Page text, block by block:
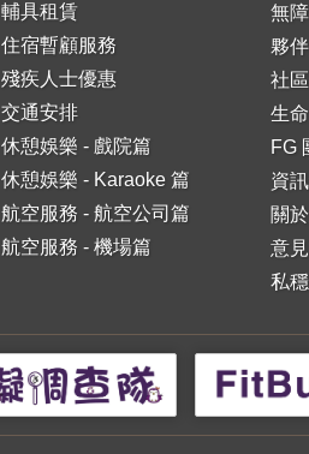
輔具租賃
住宿暫顧服務
殘疾人士優惠
交通安排
休憩娛樂 - 戲院篇
休憩娛樂 - Karaoke 篇
航空服務 - 航空公司篇
航空服務 - 機場篇
無
夥
社
生
FG
資
關
意
私